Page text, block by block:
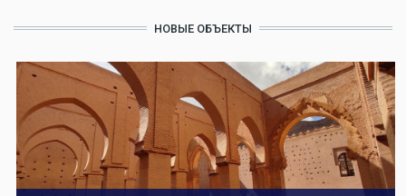
НОВЫЕ ОБЪЕКТЫ